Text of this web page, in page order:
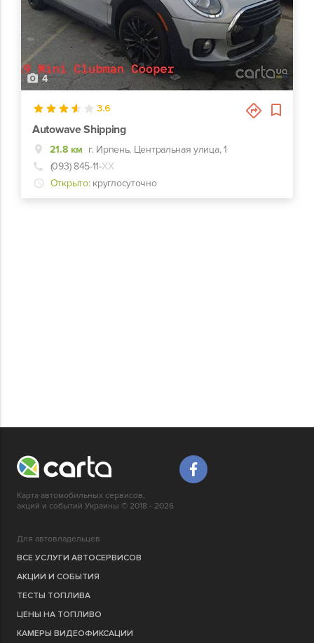
4
3.6
Autowave Shipping
21.8 км г. Ирпень, Центральная улица, 1
(093) 845-11-ХХ
Открыто: круглосуточно
Карта автомобильных сервисов,
акций и событий Украины © 2018 - 2026
Для автовладельцев
ВСЕ УСЛУГИ АВТОСЕРВИСОВ
АКЦИИ И СОБЫТИЯ
ТЕСТЫ ТОПЛИВА
ЦЕНЫ НА ТОПЛИВО
КАМЕРЫ ВИДЕОФИКСАЦИИ